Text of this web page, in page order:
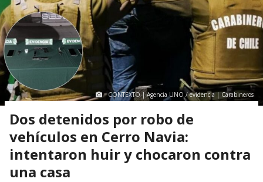
CONTEXTO | Agencia UNO / evidencia | Carabineros
Dos detenidos por robo de
vehículos en Cerro Navia:
intentaron huir y chocaron contra
una casa